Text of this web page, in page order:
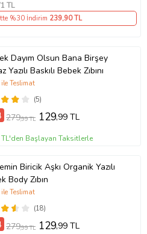
TL
%30 İndirim 239,90 TL
Dayım Olsun Bana Birşey
Yazılı Baskılı Bebek Zıbını
(5)
ile Teslimat
279,99 TL 129,99 TL
TL'den Başlayan Taksitlerle
Biricik Aşkı Organik Yazılı
Body Zıbın
(18)
ile Teslimat
279,99 TL 129,99 TL